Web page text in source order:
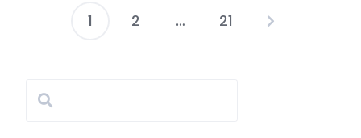
Навігація
1 2 … 21